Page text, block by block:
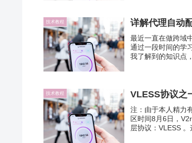
技术教程 详解代理自动
最近一直在做跨域
通过一段时间的学
我了解到的知识点
技术教程 VLESS协议之
注：由于本人精力
区时间8月6日，
层协议：VLESS 。